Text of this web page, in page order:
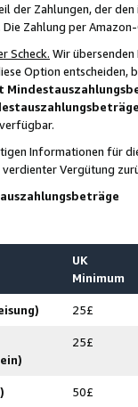
der Zahlungen, der
Zahlung per
Scheck. Wir übersenden
Option entscheiden,
Informationen für
Vergütung
UK
Minimum
25£
25£
50£